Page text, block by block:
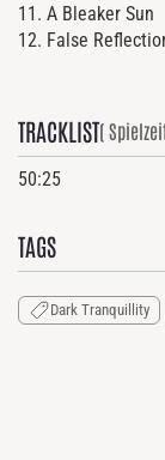
11. A Bleaker Sun
12. False
TRACKLIST(
50:25
TAGS
Dark Tranquillity